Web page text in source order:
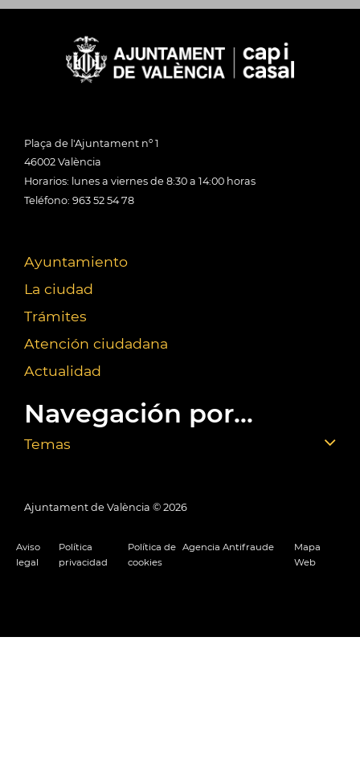
Plaça de l'Ajuntament nº 1
46002 València
Horarios: lunes a viernes de 8:30 a 14:00 horas
Teléfono: 963 52 54 78
Ayuntamiento
La ciudad
Trámites
Atención ciudadana
Actualidad
Navegación por...
Temas
Ajuntament de València © 2026
Aviso
legal
Política
privacidad
Política de
cookies
Agencia Antifraude
Mapa
Web